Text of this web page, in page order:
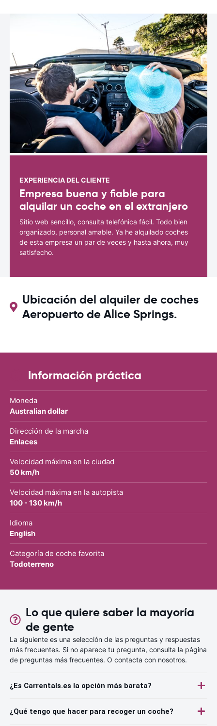
EXPERIENCIA DEL CLIENTE
Empresa buena y fiable para
alquilar un coche en el extranjero
Sitio web sencillo, consulta telefónica fácil. Todo bien
organizado, personal amable. Ya he alquilado coches
de esta empresa un par de veces y hasta ahora, muy
satisfecho.
Ubicación del alquiler de coches
Aeropuerto de Alice Springs.
Información práctica
Moneda
Australian dollar
Dirección de la marcha
Enlaces
Velocidad máxima en la ciudad
50 km/h
Velocidad máxima en la autopista
100 - 130 km/h
Idioma
English
Categoría de coche favorita
Todoterreno
Lo que quiere saber la mayoría
de gente
La siguiente es una selección de las preguntas y respuestas
más frecuentes. Si no aparece tu pregunta, consulta la página
de preguntas más frecuentes. O contacta con nosotros.
¿Es Carrentals.es la opción más barata?
¿Qué tengo que hacer para recoger un coche?